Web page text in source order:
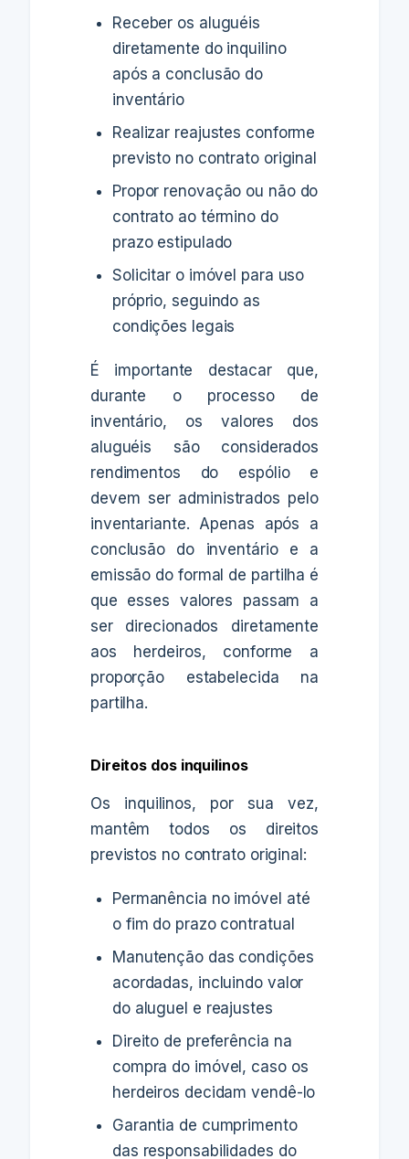
Receber os aluguéis
diretamente do inquilino
após a conclusão do
inventário
Realizar reajustes conforme
previsto no contrato original
Propor renovação ou não do
contrato ao término do
prazo estipulado
Solicitar o imóvel para uso
próprio, seguindo as
condições legais
É importante destacar que,
durante o processo de
inventário, os valores dos
aluguéis são considerados
rendimentos do espólio e
devem ser administrados pelo
inventariante. Apenas após a
conclusão do inventário e a
emissão do formal de partilha é
que esses valores passam a
ser direcionados diretamente
aos herdeiros, conforme a
proporção estabelecida na
partilha.
Direitos dos inquilinos
Os inquilinos, por sua vez,
mantêm todos os direitos
previstos no contrato original:
Permanência no imóvel até
o fim do prazo contratual
Manutenção das condições
acordadas, incluindo valor
do aluguel e reajustes
Direito de preferência na
compra do imóvel, caso os
herdeiros decidam vendê-lo
Garantia de cumprimento
das responsabilidades do